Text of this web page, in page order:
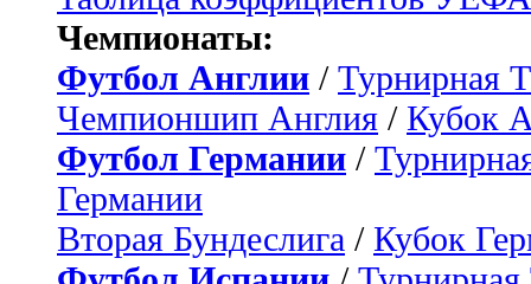
Чемпионаты:
Футбол Англии / Турнирная
Чемпионшип Англия / Кубок
Футбол Германии /
Германии
Вторая Бундеслига / Кубок